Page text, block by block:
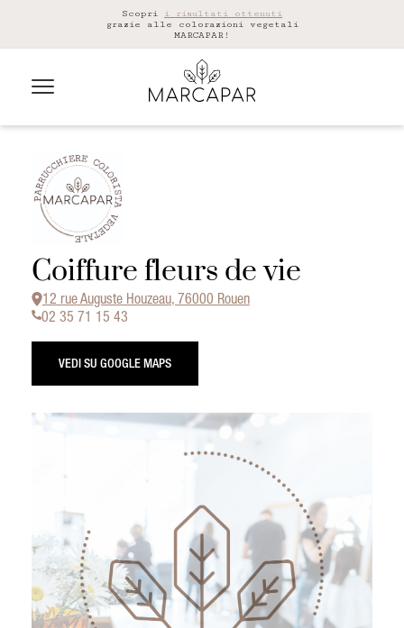
Scopri i risultati ottenuti
grazie alle colorazioni vegetali
MARCAPAR!
Coiffure fleurs de vie
12 rue Auguste Houzeau, 76000 Rouen
02 35 71 15 43
VEDI SU GOOGLE MAPS